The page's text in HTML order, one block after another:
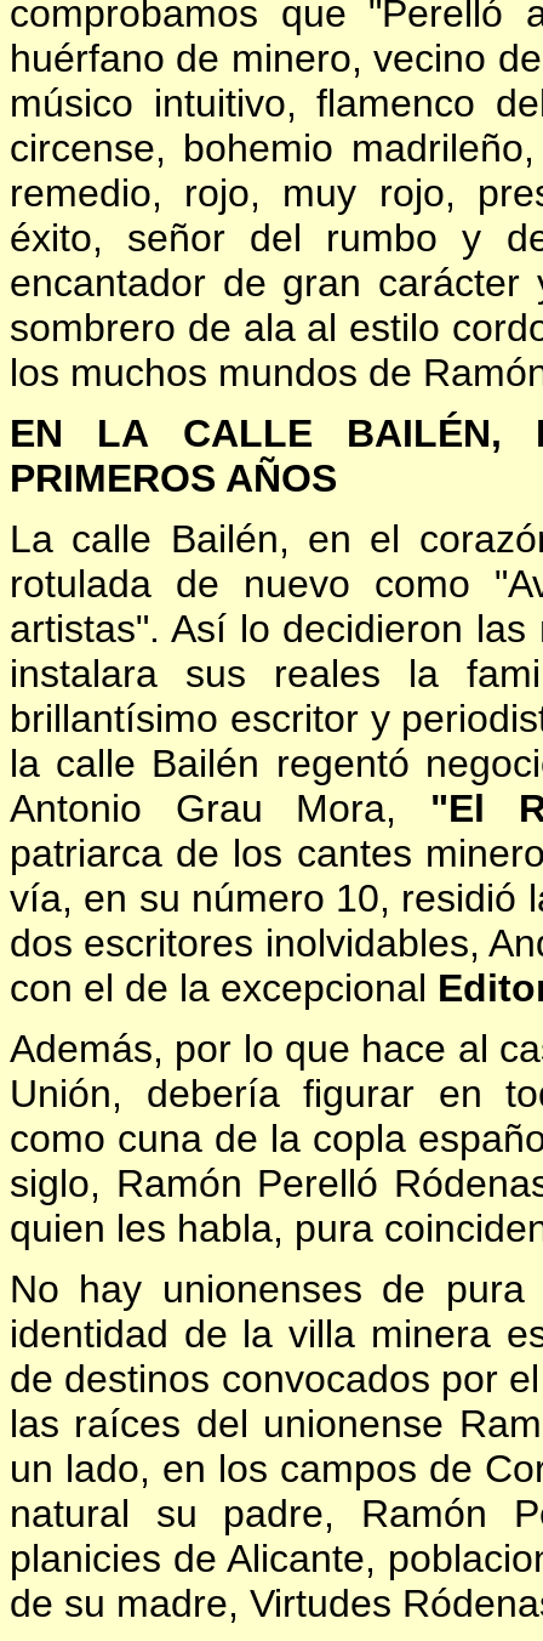
comprobamos que "Perelló
huérfano de minero, vecino
músico intuitivo, flamenco
circense, bohemio
remedio, rojo, muy rojo,
éxito, señor del rumbo y
encantador de gran
sombrero de ala al estilo
los muchos mundos de
EN
LA CALLE BAILÉN,
PRIMEROS AÑOS
La calle Bailén, en el
rotulada de nuevo como
artistas". Así lo decidieron
instalara sus reales la
brillantísimo escritor y
la calle Bailén regentó
Antonio Grau Mora, "El
patriarca de los cantes
vía, en su número 10, residió
dos escritores inolvidables,
con el de la excepcional
Además, por lo que hace al
Unión, debería figurar en
como cuna de la copla
siglo, Ramón Perelló
quien les habla, pura
No hay unionenses de
identidad de la villa minera
de destinos convocados por
las raíces del unionense
un lado, en los campos de
natural su padre, Ramón
planicies de Alicante,
de su madre, Virtudes